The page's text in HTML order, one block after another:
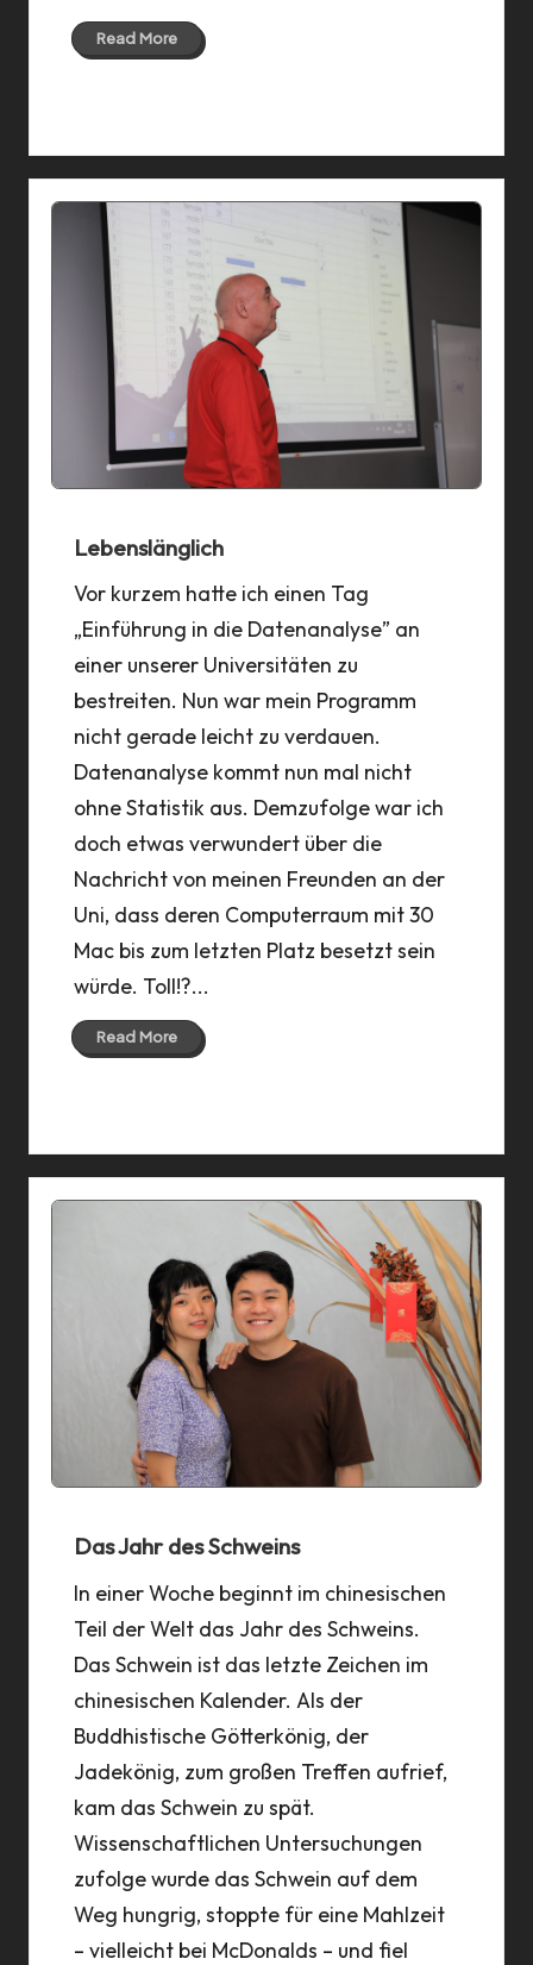
Read More
Lebenslänglich
Vor kurzem hatte ich einen Tag
„Einführung in die Datenanalyse” an
einer unserer Universitäten zu
bestreiten. Nun war mein Programm
nicht gerade leicht zu verdauen.
Datenanalyse kommt nun mal nicht
ohne Statistik aus. Demzufolge war ich
doch etwas verwundert über die
Nachricht von meinen Freunden an der
Uni, dass deren Computerraum mit 30
Mac bis zum letzten Platz besetzt sein
würde. Toll!?...
Read More
Das Jahr des Schweins
In einer Woche beginnt im chinesischen
Teil der Welt das Jahr des Schweins.
Das Schwein ist das letzte Zeichen im
chinesischen Kalender. Als der
Buddhistische Götterkönig, der
Jadekönig, zum großen Treffen aufrief,
kam das Schwein zu spät.
Wissenschaftlichen Untersuchungen
zufolge wurde das Schwein auf dem
Weg hungrig, stoppte für eine Mahlzeit
– vielleicht bei McDonalds – und fiel